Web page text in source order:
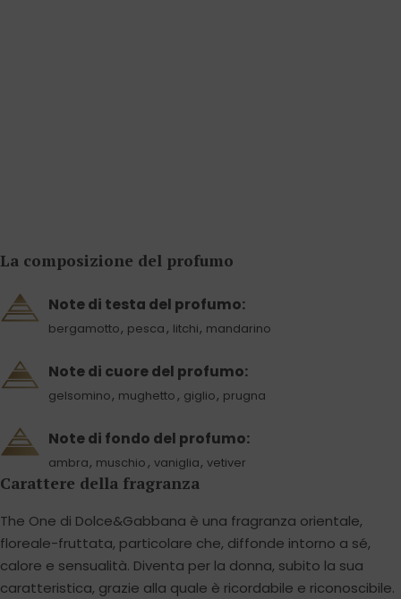
La composizione del profumo
Note di testa del profumo:
bergamotto, pesca , litchi, mandarino
Note di cuore del profumo:
gelsomino, mughetto , giglio, prugna
Note di fondo del profumo:
ambra, muschio , vaniglia, vetiver
Carattere della fragranza
The One di Dolce&Gabbana è una fragranza orientale,
floreale-fruttata, particolare che, diffonde intorno a sé,
calore e sensualità. Diventa per la donna, subito la sua
caratteristica, grazie alla quale è ricordabile e riconoscibile.